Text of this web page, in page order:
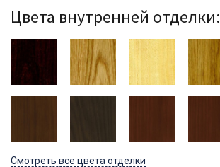
Цвета внутренней отделки:
Смотреть все цвета отделки